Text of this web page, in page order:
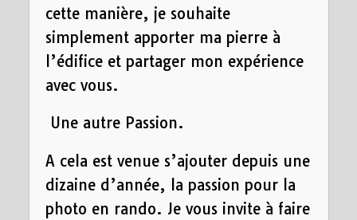
cette manière, je souhaite
simplement apporter ma pierre à
l’édifice et partager mon expérience
avec vous.
Une autre Passion.
A cela est venue s’ajouter depuis une
dizaine d’année, la passion pour la
photo en rando. Je vous invite à faire